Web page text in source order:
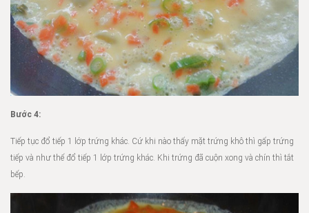
Bước 4:
Tiếp tục đổ tiếp 1 lớp trứng khác. Cứ khi nào thấy mặt trứng khô thì gấp trứng
tiếp và như thế đổ tiếp 1 lớp trứng khác. Khi trứng đã cuộn xong và chín thì tắt
bếp.